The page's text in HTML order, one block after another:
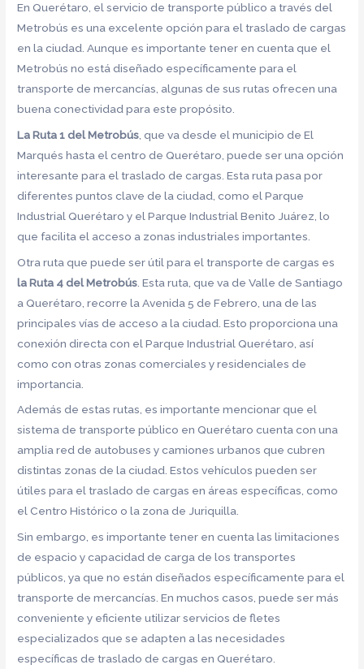
En Querétaro, el servicio de transporte público a través del
Metrobús es una excelente opción para el traslado de cargas
en la ciudad. Aunque es importante tener en cuenta que el
Metrobús no está diseñado específicamente para el
transporte de mercancías, algunas de sus rutas ofrecen una
buena conectividad para este propósito.
La Ruta 1 del Metrobús , que va desde el municipio de El
Marqués hasta el centro de Querétaro, puede ser una opción
interesante para el traslado de cargas. Esta ruta pasa por
diferentes puntos clave de la ciudad, como el Parque
Industrial Querétaro y el Parque Industrial Benito Juárez, lo
que facilita el acceso a zonas industriales importantes.
Otra ruta que puede ser útil para el transporte de cargas es
la Ruta 4 del Metrobús . Esta ruta, que va de Valle de Santiago
a Querétaro, recorre la Avenida 5 de Febrero, una de las
principales vías de acceso a la ciudad. Esto proporciona una
conexión directa con el Parque Industrial Querétaro, así
como con otras zonas comerciales y residenciales de
importancia.
Además de estas rutas, es importante mencionar que el
sistema de transporte público en Querétaro cuenta con una
amplia red de autobuses y camiones urbanos que cubren
distintas zonas de la ciudad. Estos vehículos pueden ser
útiles para el traslado de cargas en áreas específicas, como
el Centro Histórico o la zona de Juriquilla.
Sin embargo, es importante tener en cuenta las limitaciones
de espacio y capacidad de carga de los transportes
públicos, ya que no están diseñados específicamente para el
transporte de mercancías. En muchos casos, puede ser más
conveniente y eficiente utilizar servicios de fletes
especializados que se adapten a las necesidades
específicas de traslado de cargas en Querétaro.